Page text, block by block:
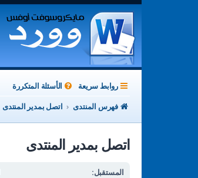
روابط سريعة الأسئلة المتكررة
فهرس المنتدى
اتصل بمدير المنتدى
اتصل بمدير المنتدى
المستقبل: